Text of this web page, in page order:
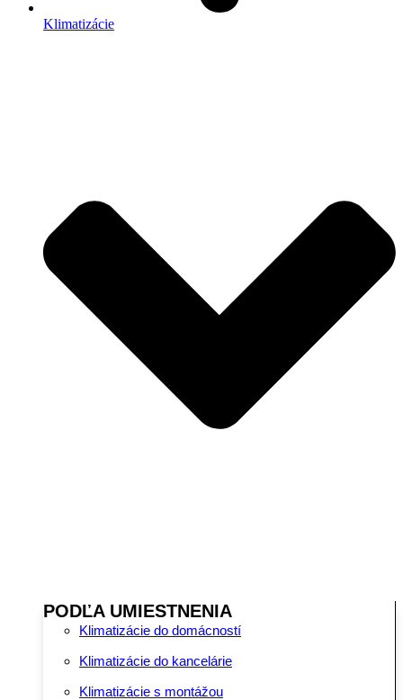
Klimatizácie
PODĽA UMIESTNENIA
Klimatizácie do domácností
Klimatizácie do kancelárie
Klimatizácie s montážou